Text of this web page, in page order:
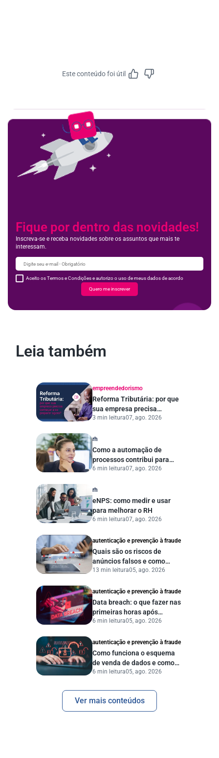
Este conteúdo foi útil
Fique por dentro das novidades!
Inscreva-se e receba novidades sobre os assuntos que mais te
interessam.
Aceito os Termos e Condições e autorizo o uso de meus dados de acordo
Quero me inscrever
Leia também
empreendedorismo
Reforma Tributária: por que
sua empresa precisa
começar a se preparar
3 min leitura07, ago. 2026
rh
Como a automação de
processos contribui para
uma gestão pública mais
6 min leitura07, ago. 2026
rh
eNPS: como medir e usar
para melhorar o RH
6 min leitura07, ago. 2026
autenticação e prevenção à fraude
Quais são os riscos de
anúncios falsos e como
proteger seu negócio?
13 min leitura05, ago. 2026
autenticação e prevenção à fraude
Data breach: o que fazer nas
primeiras horas após
vazamento de dados?
6 min leitura05, ago. 2026
autenticação e prevenção à fraude
Como funciona o esquema
de venda de dados e como
proteger sua empresa?
6 min leitura05, ago. 2026
Ver mais conteúdos